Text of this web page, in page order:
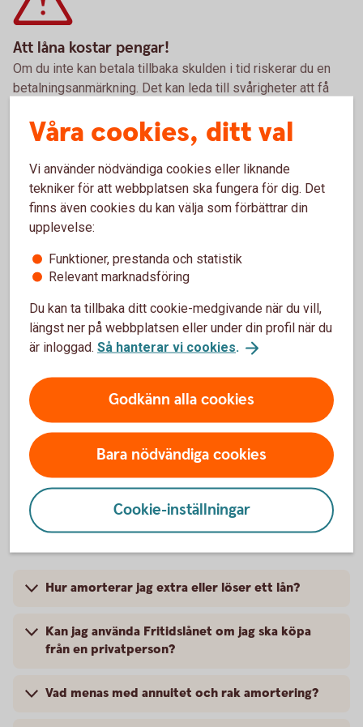
Att låna kostar pengar!
Om du inte kan betala tillbaka skulden i tid riskerar du en
betalningsanmärkning. Det kan leda till svårigheter att få
vänd dig till budget- och skuldrådgivningen i din kommun.
Kontaktuppgifter finns påkonsumentverket. se
Pris och ränta Fritidslån
Ränta
rörlig.
Uppläggningsavgift
650 kr
Aviseringsavgift e-faktura
0 kr
Mer information
Hur amorterar jag extra eller löser ett lån?
Kan jag använda Fritidslånet om jag ska köpa
från en privatperson?
Vad menas med annuitet och rak amortering?
Våra cookies, ditt val
Vi använder nödvändiga cookies eller liknande
tekniker för att webbplatsen ska fungera för dig. Det
finns även cookies du kan välja som förbättrar din
upplevelse:
Funktioner, prestanda och statistik
Relevant marknadsföring
Du kan ta tillbaka ditt cookie-medgivande när du vill,
längst ner på webbplatsen eller under din profil när du
är inloggad. Så hanterar vi cookies.
Godkänn alla cookies
Bara nödvändiga cookies
Cookie-inställningar